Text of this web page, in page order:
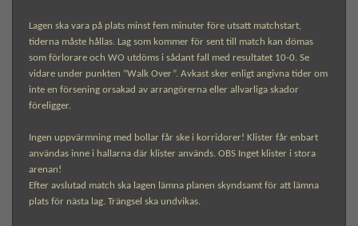
Lagen ska vara på plats minst fem minuter före utsatt matchstart,
tiderna måste hållas. Lag som kommer för sent till match kan dömas
som förlorare och WO utdöms i sådant fall med resultatet 10-0. Se
vidare under punkten ”Walk Over”. Avkast sker enligt angivna tider om
inte en försening orsakad av arrangörerna eller allvarliga skador
föreligger.
Ingen uppvärmning med bollar får ske i korridorer! Klister får enbart
användas inne i hallarna där klister används. OBS Inget klister i stora
arenan!
Efter avslutad match ska lagen lämna planen skyndsamt för att lämna
plats för nästa lag. Trängsel ska undvikas.